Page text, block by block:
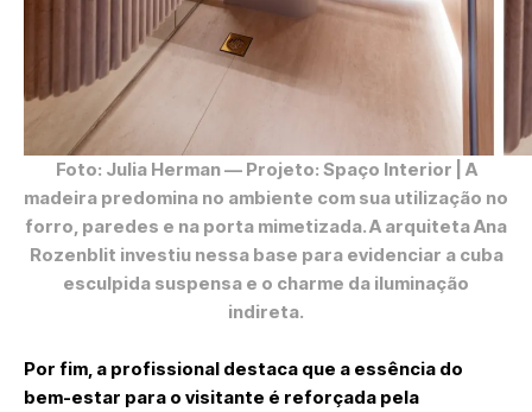
Foto: Julia Herman— Projeto: Spaço Interior | A
madeira predomina no ambiente com sua utilização no
forro, paredes e na porta mimetizada. A arquiteta Ana
Rozenblit investiu nessa base para evidenciar a cuba
esculpida suspensa e o charme da iluminação
indireta.
Por fim, a profissional destaca que a essência do
bem-estar para o visitante é reforçada pela